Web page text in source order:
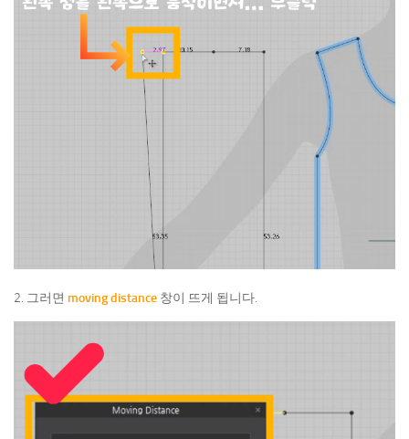
2. 그러면 moving distance 창이 뜨게 됩니다.